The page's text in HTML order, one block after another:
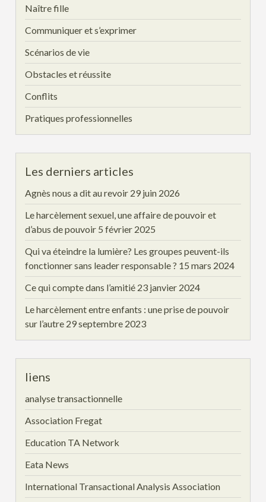
Naître fille
Communiquer et s’exprimer
Scénarios de vie
Obstacles et réussite
Conflits
Pratiques professionnelles
Les derniers articles
Agnès nous a dit au revoir 29 juin 2026
Le harcèlement sexuel, une affaire de pouvoir et
d’abus de pouvoir 5 février 2025
Qui va éteindre la lumière? Les groupes peuvent-ils
fonctionner sans leader responsable ? 15 mars 2024
Ce qui compte dans l’amitié 23 janvier 2024
Le harcèlement entre enfants : une prise de pouvoir
sur l’autre 29 septembre 2023
liens
analyse transactionnelle
Association Fregat
Education TA Network
Eata News
International Transactional Analysis Association